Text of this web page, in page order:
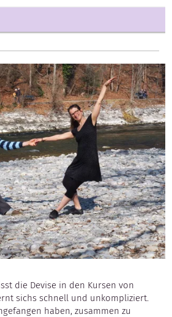
die Devise in den Kursen von
sichs schnell und unkompliziert.
haben, zusammen zu